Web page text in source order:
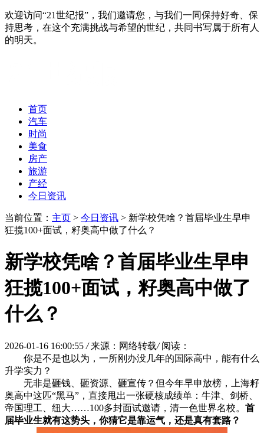
欢迎访问“21世纪报”，我们邀请您，与我们一同保持好奇、保
持思考，在这个充满挑战与希望的世纪，共同书写属于所有人
的明天。
首页
汽车
时尚
美食
房产
旅游
产经
今日资讯
当前位置： 主页 > 今日资讯 > 新学校凭啥？首届毕业生早申
狂揽100+面试，籽奥高中做了什么？
新学校凭啥？首届毕业生早申
狂揽100+面试，籽奥高中做了
什么？
2026-01-16 16:00:55 / 来源：网络转载/ 阅读：
你是不是也以为，一所刚办没几年的国际高中，能有什么
升学实力？
无非是砸钱、砸资源、砸宣传？但今年早申放榜，上海籽
奥高中这匹“黑马”，直接甩出一张硬核成绩单：牛津、剑桥、
帝国理工、纽大……100多封面试邀请，清一色世界名校。 首
届毕业生就有这势头，你猜它是靠运气，还是真有套路？